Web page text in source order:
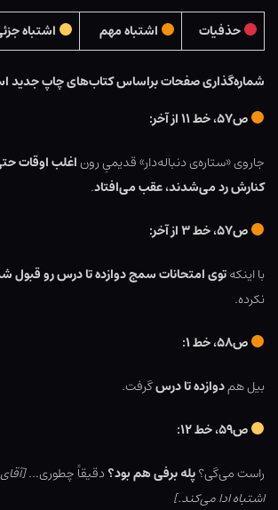
حذفیات اشتباه مهم اشتباه
شماره‌گذاری صفحات براساس کتاب‌های چاپ جدید
ص۵۷، خط ۱۱ از آخر:
جاروی «ستاره‌ی دنباله‌دار» قدیمیِ روناغلب اوقات
کنارش رد می‌شدند، عقب می‌افتاد.
ص۵۷، خط ۳ از آخر:
با اینکهتوی امتحانات سمج دوازده تا درس رو قبول
نکرده.
ص۵۸، خط ۱:
بیل همدوازده تا درسگرفت.
ص۵۹، خط ۱۲:
راست می‌گی؟پله برفی هم بود؟ دقیقاً چطوری…
اشتباه ادا می‌کند.]